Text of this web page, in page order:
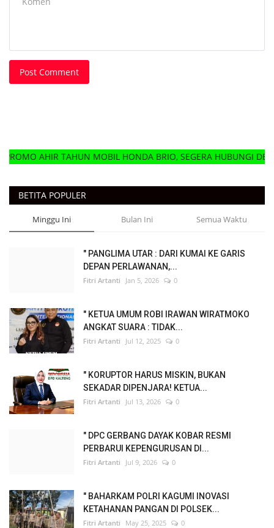
Post Comment
MOBIL HONDA BRIO, SEGERA HUBUNGI DELER HONDA
BETITA POPULER
Minggu Ini Bulan Ini Semua Waktu
" PANGLIMA UTAR : DARI KUMAI KE GARIS
DEPAN PERLAWANAN,...
Fitri Artanti Jan 5, 2026 0
" KETUA UMUM ROBI IRAWAN WIRATMOKO
ANGKAT SUARA : TIDAK...
Fitri Artanti Jul 12, 2025 0
" KORUPTOR HARUS MISKIN, BUKAN
SEKADAR DIPENJARA! KETUA...
Fitri Artanti Jul 13, 2026 0
" DPC GERBANG DAYAK KOBAR RESMI
PERBARUI KEPENGURUSAN DI...
Fitri Artanti Jul 9, 2026 0
" BAHARKAM POLRI KAGUMI INOVASI
KETAHANAN PANGAN DI POLSEK...
Fitri Artanti May 25, 2025 0